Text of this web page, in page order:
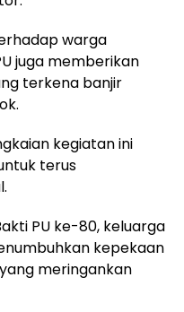
warga
juga memberikan
terkena banjir
kegiatan ini
terus
PU ke-80, keluarga
kepekaan
meringankan